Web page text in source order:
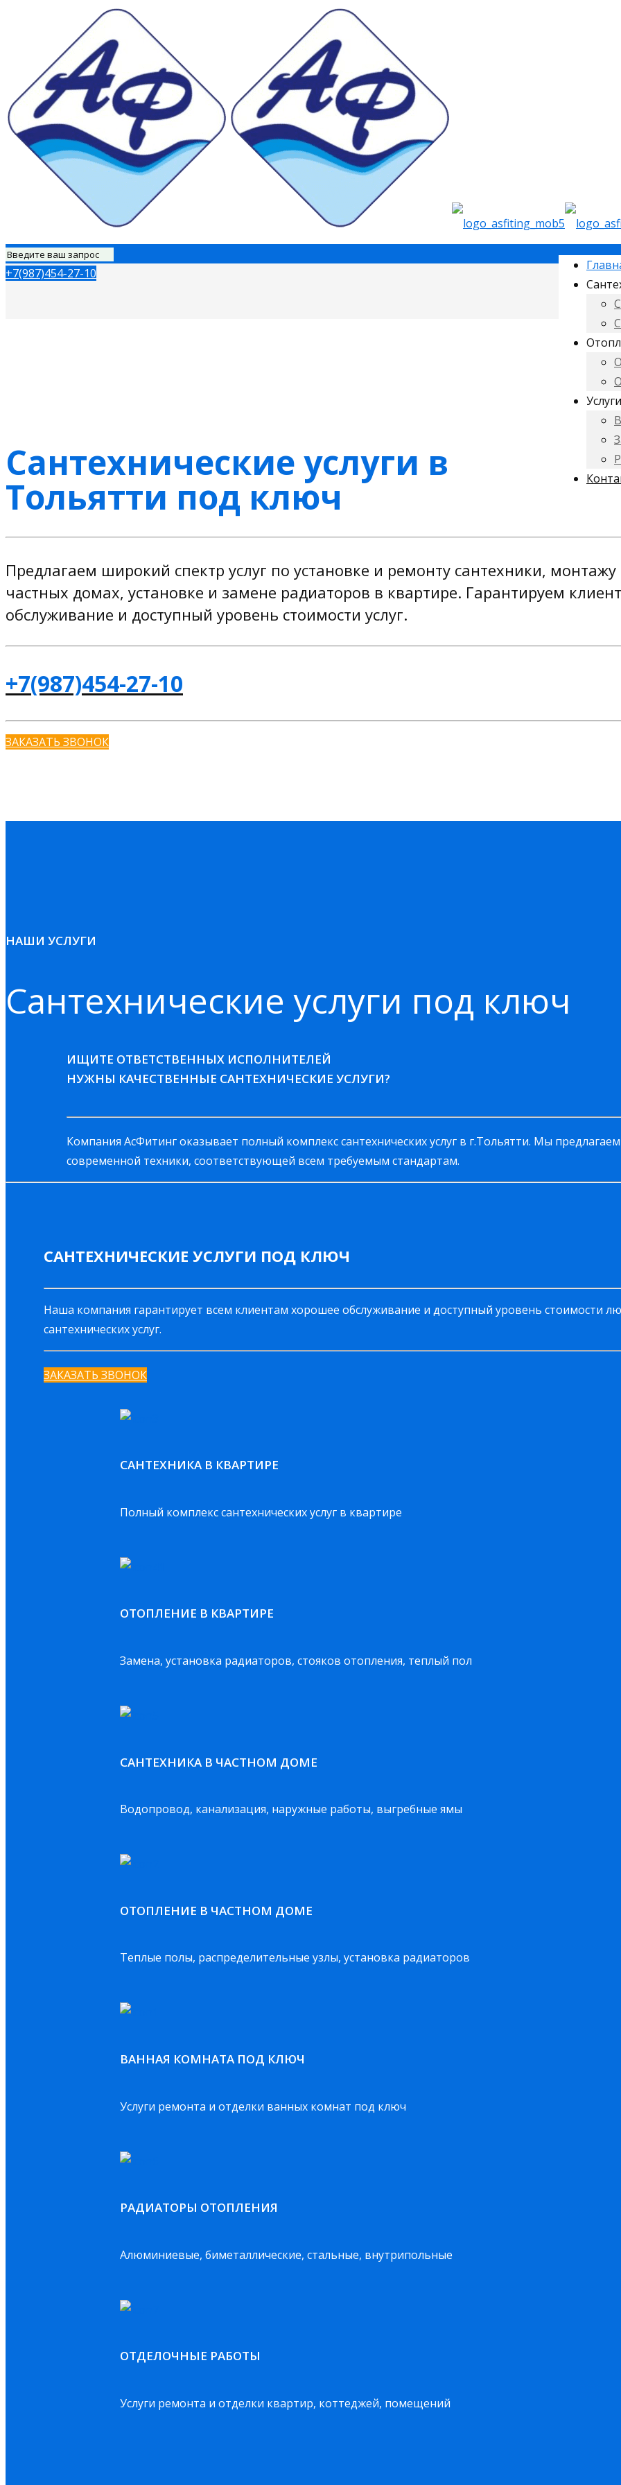
Услуги
+7(987)454-27-10
Сантехнические услуги в
Тольятти под ключ
Предлагаем широкий спектр услуг по установке и ремонту сантехники,
частных домах, установке и замене радиаторов в квартире. Гарантируем
обслуживание и доступный уровень стоимости услуг.
+7(987)454-27-10
ЗАКАЗАТЬ ЗВОНОК
НАШИ УСЛУГИ
Сантехнические услуги под ключ
ИЩИТЕ ОТВЕТСТВЕННЫХ ИСПОЛНИТЕЛЕЙ
НУЖНЫ КАЧЕСТВЕННЫЕ САНТЕХНИЧЕСКИЕ УСЛУГИ?
Компания АсФитинг оказывает полный комплекс сантехнических услуг в г.Тольятти. Мы
современной техники, соответствующей всем требуемым стандартам.
САНТЕХНИЧЕСКИЕ УСЛУГИ ПОД КЛЮЧ
Наша компания гарантирует всем клиентам хорошее обслуживание и доступный уровень стоимости
сантехнических услуг.
ЗАКАЗАТЬ ЗВОНОК
САНТЕХНИКА В КВАРТИРЕ
Полный комплекс сантехнических услуг в квартире
ОТОПЛЕНИЕ В КВАРТИРЕ
Замена, установка радиаторов, стояков отопления, теплый пол
САНТЕХНИКА В ЧАСТНОМ ДОМЕ
Водопровод, канализация, наружные работы, выгребные ямы
ОТОПЛЕНИЕ В ЧАСТНОМ ДОМЕ
Теплые полы, распределительные узлы, установка радиаторов
ВАННАЯ КОМНАТА ПОД КЛЮЧ
Услуги ремонта и отделки ванных комнат под ключ
РАДИАТОРЫ ОТОПЛЕНИЯ
Алюминиевые, биметаллические, стальные, внутрипольные
ОТДЕЛОЧНЫЕ РАБОТЫ
Услуги ремонта и отделки квартир, коттеджей, помещений